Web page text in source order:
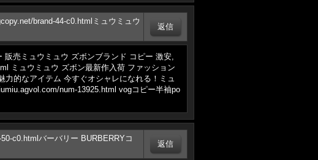
brand-44-c0.htmlミュウミュウ
売ミュウミュウ ズボンブランド コピー 激安,
ミュウミュウ ズボン最新作入荷 ファッション
的なアイテム 今すぐオシャレになれる！ミュ
num-13925.html vogコピー半袖po
c0.htmlバーバリー BURBERRYコ